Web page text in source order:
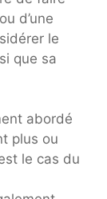
d’une
le
que sa
abordé
plus ou
le cas du